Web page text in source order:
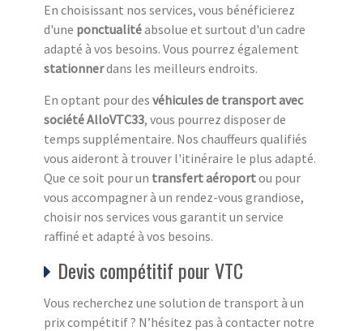
En choisissant nos services, vous bénéficierez
d'une ponctualitéabsolue et surtout d'un cadre
adapté à vos besoins. Vous pourrez également
stationnerdans les meilleurs endroits.
En optant pour des véhicules de transport avec
société AlloVTC33, vous pourrez disposer de
temps supplémentaire. Nos chauffeurs qualifiés
vous aideront à trouver l'itinéraire le plus adapté.
Que ce soit pour un transfert aéroportou pour
vous accompagner à un rendez-vous grandiose,
choisir nos services vous garantit un service
raffiné et adapté à vos besoins.
Devis compétitif pour VTC
Vous recherchez une solution de transport à un
prix compétitif ? N’hésitez pas à contacter notre